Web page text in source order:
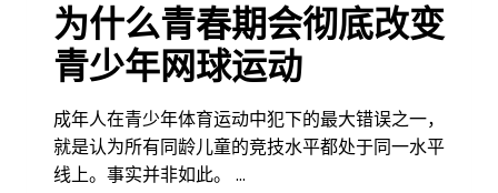
为什么青春期会彻底改变
青少年网球运动
成年人在青少年体育运动中犯下的最大错误之一，
就是认为所有同龄儿童的竞技水平都处于同一水平
线上。事实并非如此。 …